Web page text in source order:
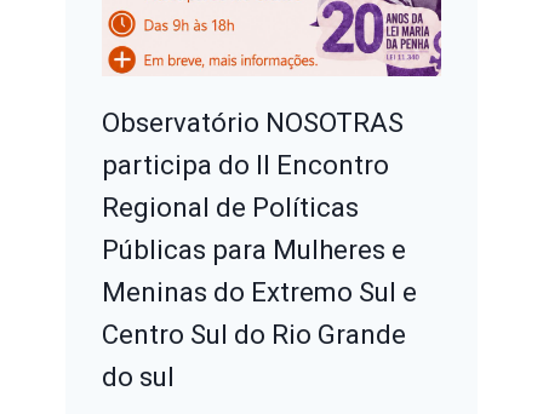
Observatório NOSOTRAS
participa do II Encontro
Regional de Políticas
Públicas para Mulheres e
Meninas do Extremo Sul e
Centro Sul do Rio Grande
do sul